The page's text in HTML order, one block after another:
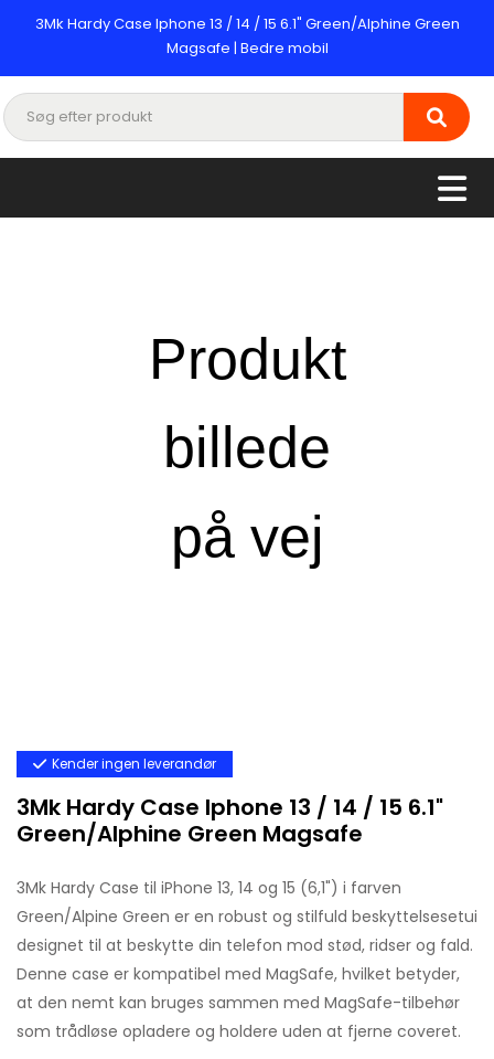
3Mk Hardy Case Iphone 13 / 14 / 15 6.1" Green/Alphine Green
Magsafe | Bedre mobil
Kender ingen leverandør
3Mk Hardy Case Iphone 13 / 14 / 15 6.1"
Green/Alphine Green Magsafe
3Mk Hardy Case til iPhone 13, 14 og 15 (6,1") i farven
Green/Alpine Green er en robust og stilfuld beskyttelsesetui
designet til at beskytte din telefon mod stød, ridser og fald.
Denne case er kompatibel med MagSafe, hvilket betyder,
at den nemt kan bruges sammen med MagSafe-tilbehør
som trådløse opladere og holdere uden at fjerne coveret.